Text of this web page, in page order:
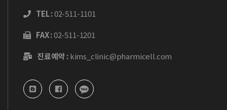
TEL :02-511-1101
FAX :02-511-1201
진료예약 :kims_clinic@pharmicell.com